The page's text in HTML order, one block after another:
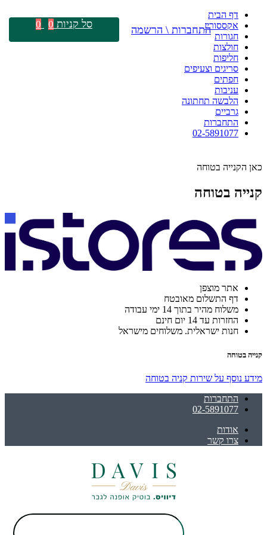
דף הבית
אקססוריז
חגורות
חולצות
חליפות
סריגים וצעיפים
חפתים
עניבות
הלבשה תחתונה
גרביים
התחברות
02-5891077
כאן הקנייה בטוחה
קנייה בטוחה
אתר מוצפן
דף התשלום מאובטח
משלוח מהיר בתוך 14 ימי עבודה
החזרות עד 14 יום חינם
חנות ישראלית. משלוחים מישראל
קנייה בטוחה
מידע נוסף על שירות קניה בטוחה
התחברות
02-5891077
אודות
צרו קשר
התחברות \ הרשמה סל קניות 0
0